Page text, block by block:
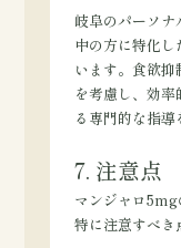
岐阜のパーソ
中の方に特化
います。食欲
を考慮し、効
る専門的な指導
7. 注意点
マンジャロ
特に注意すべき